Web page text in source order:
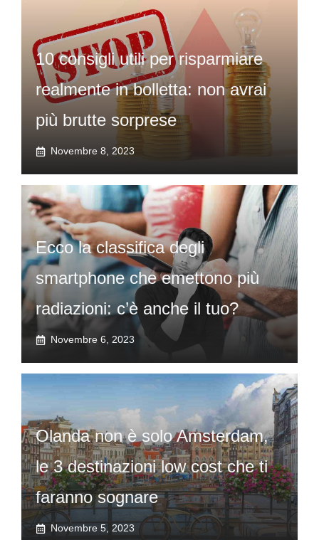
10 consigli utili per risparmiare
realmente in bolletta: non avrai
più brutte sorprese
Novembre 8, 2023
Ecco la classifica degli
smartphone che emettono più
radiazioni: c’è anche il tuo?
Novembre 6, 2023
Olanda non è solo Amsterdam,
le 3 destinazioni low cost che ti
faranno sognare
Novembre 5, 2023